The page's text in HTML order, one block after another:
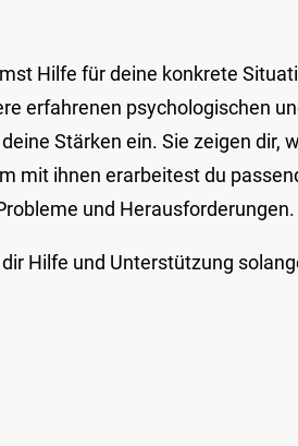
Hilfe für deine konkrete
erfahrenen psychologischen
Stärken ein. Sie zeigen dir,
mit ihnen erarbeitest du
und Herausforderungen.
Hilfe und Unterstützung